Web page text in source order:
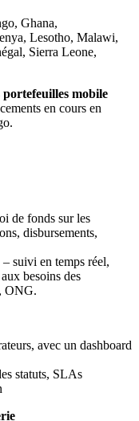
Ghana,
Lesotho, Malawi,
Sierra Leone,
portefeuilles mobile
en cours en
de fonds sur les
disbursements,
suivi en temps réel,
besoins des
ONG.
avec un dashboard
statuts, SLAs